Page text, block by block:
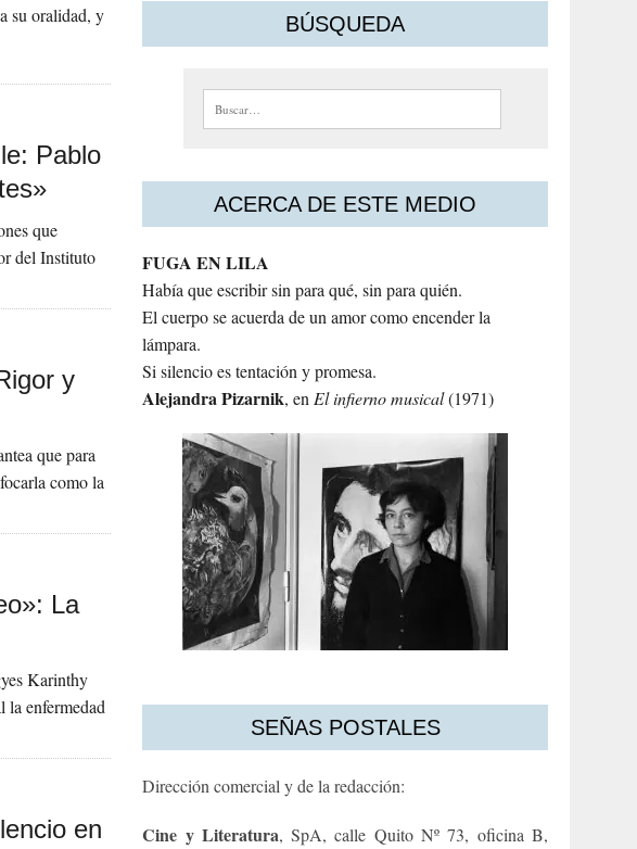
su oralidad, y
Pablo
que
del Instituto
y
que para
como la
La
Karinthy
la enfermedad
en
BÚSQUEDA
Buscar:
ACERCA DE ESTE MEDIO
FUGA EN LILA
Había que escribir sin para qué, sin para quién.
El cuerpo se acuerda de un amor como encender la
lámpara.
Si silencio es tentación y promesa.
AlejandraPizarnik, enEl infierno musical(1971)
SEÑAS POSTALES
Dirección comercial y de la redacción:
Cine y Literatura, SpA, calle Quito Nº 73, oficina B,